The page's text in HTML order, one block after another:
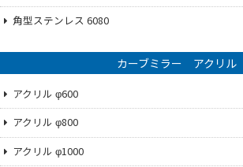
角型ステンレス 6080
カーブミラー アクリル
アクリル φ600
アクリル φ800
アクリル φ1000